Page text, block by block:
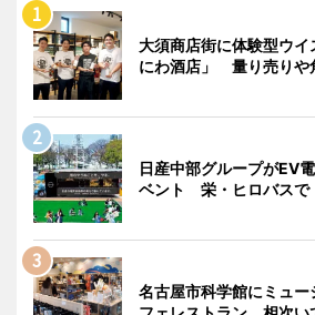
大須商店街に体験型ウイ
にわ酒店」 量り売りや
日産中部グループがEV
ベント 栄・ヒロバスで
名古屋市科学館にミュー